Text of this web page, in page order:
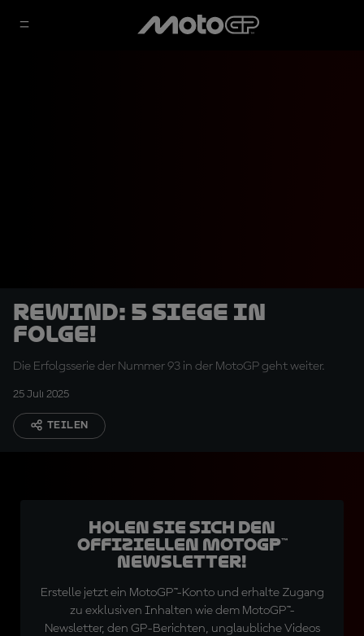
REWIND: 5 Siege in
Folge!
Die Erfolgsserie der Nummer 93 in der MotoGP geht weiter.
25 Juli 2025
TEILEN
Holen Sie sich den
offiziellen MotoGP™
Newsletter!
Erstelle jetzt ein MotoGP™-Konto und erhalte Zugang
zu exklusiven Inhalten wie dem MotoGP™-
Newsletter, den GP-Berichten, unglaubliche Videos